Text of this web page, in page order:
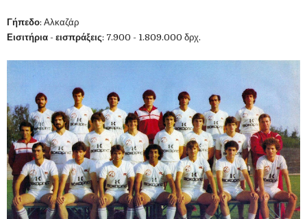
Γήπεδο: Αλκαζάρ
Εισιτήρια - εισπράξεις: 7.900 - 1.809.000 δρχ.